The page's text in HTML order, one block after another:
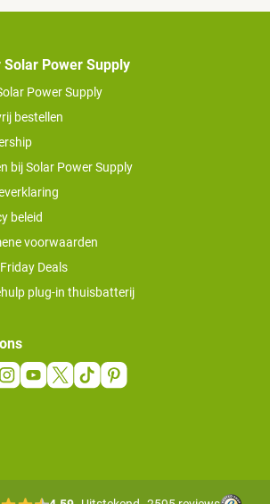
Solar Power Supply
Power Supply
bestellen
bij Solar Power Supply
beleid
voorwaarden
Deals
plug-in thuisbatterij